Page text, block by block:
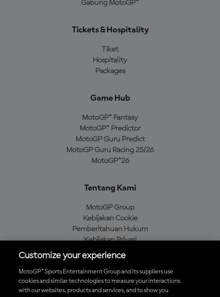
Gabung MotoGP™
Tickets & Hospitality
Tiket
Hospitality
Packages
Game Hub
MotoGP™ Fantasy
MotoGP™ Predictor
MotoGP Guru Predict
MotoGP Guru Racing 25/26
MotoGP™26
Tentang Kami
MotoGP Group
Kebijakan Cookie
Pemberitahuan Hukum
Kebijakan Privasi
Kebijakan Pembelian
Unduh Aplikasi Resmi MotoGP™
Customize your experience
MotoGP™ Sports Entertainment Group and its suppliers use
cookies and similar technologies to measure your interactions
with our websites, products and services, and to show you